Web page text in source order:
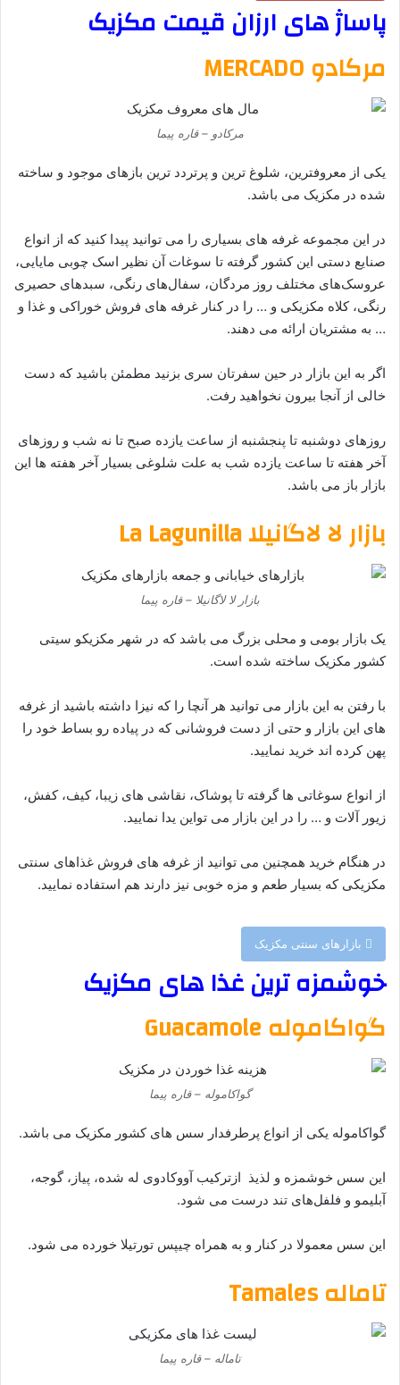
پاساژ های ارزان قیمت مکزیک
مرکادو MERCADO
مرکادو – قاره پیما
یکی از معروفترین، شلوغ ترین و پرتردد ترین بازهای موجود و ساخته
شده در مکزیک می باشد.
در این مجموعه غرفه های بسیاری را می توانید پیدا کنید که از انواع
صنایع دستی این کشور گرفته تا سوغات آن نظیر اسک چوبی مایایی،
عروسک‌های مختلف روز مردگان، سفال‌های رنگی، سبدهای حصیری
رنگی، کلاه مکزیکی و … را در کنار غرفه های فروش خوراکی و غذا و
… به مشتریان ارائه می دهند.
اگر به این بازار در حین سفرتان سری بزنید مطمئن باشید که دست
خالی از آنجا بیرون نخواهید رفت.
روزهای دوشنبه تا پنجشنبه از ساعت یازده صبح تا نه شب و روزهای
آخر هفته تا ساعت یازده شب به علت شلوغی بسیار آخر هفته ها این
بازار باز می باشد.
بازار لا لاگانیلا La Lagunilla
بازار لا لاگانیلا – قاره پیما
یک بازار بومی و محلی بزرگ می باشد که در شهر مکزیکو سیتی
کشور مکزیک ساخته شده است.
با رفتن به این بازار می توانید هر آنچا را که نیزا داشته باشید از غرفه
های این بازار و حتی از دست فروشانی که در پیاده رو بساط خود را
پهن کرده اند خرید نمایید.
از انواع سوغاتی ها گرفته تا پوشاک، نقاشی های زیبا، کیف، کفش،
زیور آلات و … را در این بازار می تواین یدا نمایید.
در هنگام خرید همچنین می توانید از غرفه های فروش غذاهای سنتی
مکزیکی که بسیار طعم و مزه خوبی نیز دارند هم استفاده نمایید.
بازارهای سنتی مکزیک
خوشمزه ترین غذا های مکزیک
گواکاموله Guacamole
گواکاموله – قاره پیما
گواکاموله یکی از انواع پرطرفدار سس های کشور مکزیک می باشد.
این سس خوشمزه و لذیذ ازترکیب آووکادوی له‌ شده، پیاز، گوجه،
آبلیمو و فلفل‌های تند درست می‌ شود.
این سس معمولا در کنار و به همراه چیپس تورتیلا خورده می شود.
تاماله Tamales
تاماله – قاره پیما